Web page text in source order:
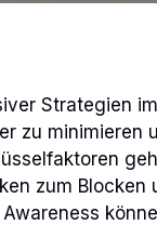
Strategien
zu minimieren
zum